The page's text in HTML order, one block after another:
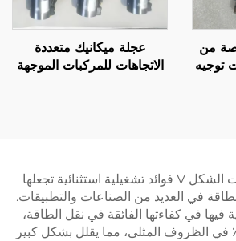
من
توجيه
عجلة ميكانيك متعددة
الاتجاهات للمركبات الموجهة
توفر أحزمة القيادة ذات الشكل V فوائد تشغيلية استثنائية تجعلها
في العديد من الصناعات والتطبيقات.
فيها في كفاءتها الفائقة في نقل الطاقة،
تتجاوز عادةً ٩٥٪ في الظروف المثلى، مما يقلل بشكل كبير